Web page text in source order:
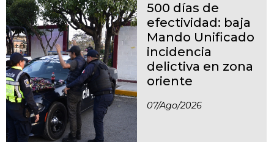
500 días de
efectividad: baja
Mando Unificado
incidencia
delictiva en zona
oriente
07/ago/2026